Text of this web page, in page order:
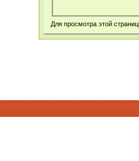
Для просмотра этой